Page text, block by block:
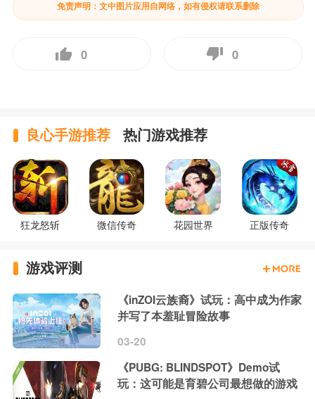
免责声明：文中图片应用自网络，如有侵权请联系删除
0 0
良心手游推荐 热门游戏推荐
狂龙怒斩 微信传奇 花园世界 正版传奇
游戏评测
《inZOI云族裔》试玩：高中成为作家
并写了本羞耻冒险故事
03-20
《PUBG: BLINDSPOT》Demo试
玩：这可能是育碧公司最想做的游戏